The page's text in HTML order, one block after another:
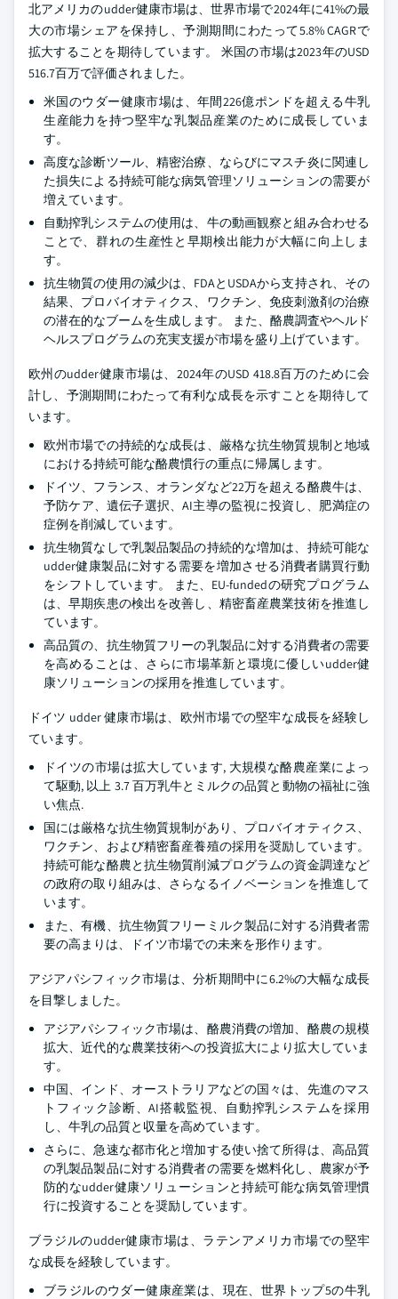
北アメリカのudder健康市場は、世界市場で2024年に41%の最
大の市場シェアを保持し、予測期間にわたって5.8% CAGRで
拡大することを期待しています。 米国の市場は2023年のUSD
516.7百万で評価されました。
米国のウダー健康市場は、年間226億ポンドを超える牛乳
生産能力を持つ堅牢な乳製品産業のために成長していま
す。
高度な診断ツール、精密治療、ならびにマスチ炎に関連し
た損失による持続可能な病気管理ソリューションの需要が
増えています。
自動搾乳システムの使用は、牛の動画観察と組み合わせる
ことで、群れの生産性と早期検出能力が大幅に向上しま
す。
抗生物質の使用の減少は、FDAとUSDAから支持され、その
結果、プロバイオティクス、ワクチン、免疫刺激剤の治療
の潜在的なブームを生成します。 また、酪農調査やヘルド
ヘルスプログラムの充実支援が市場を盛り上げています。
欧州のudder健康市場は、2024年のUSD 418.8百万のために会
計し、予測期間にわたって有利な成長を示すことを期待して
います。
欧州市場での持続的な成長は、厳格な抗生物質規制と地域
における持続可能な酪農慣行の重点に帰属します。
ドイツ、フランス、オランダなど22万を超える酪農牛は、
予防ケア、遺伝子選択、AI主導の監視に投資し、肥満症の
症例を削減しています。
抗生物質なしで乳製品製品の持続的な増加は、持続可能な
udder健康製品に対する需要を増加させる消費者購買行動
をシフトしています。 また、EU-fundedの研究プログラム
は、早期疾患の検出を改善し、精密畜産農業技術を推進し
ています。
高品質の、抗生物質フリーの乳製品に対する消費者の需要
を高めることは、さらに市場革新と環境に優しいudder健
康ソリューションの採用を推進しています。
ドイツ udder 健康市場は、欧州市場での堅牢な成長を経験し
ています。
ドイツの市場は拡大しています, 大規模な酪農産業によっ
て駆動, 以上 3.7 百万乳牛とミルクの品質と動物の福祉に強
い焦点.
国には厳格な抗生物質規制があり、プロバイオティクス、
ワクチン、および精密畜産養殖の採用を奨励しています。
持続可能な酪農と抗生物質削減プログラムの資金調達など
の政府の取り組みは、さらなるイノベーションを推進して
います。
また、有機、抗生物質フリーミルク製品に対する消費者需
要の高まりは、ドイツ市場での未来を形作ります。
アジアパシフィック市場は、分析期間中に6.2%の大幅な成長
を目撃しました。
アジアパシフィック市場は、酪農消費の増加、酪農の規模
拡大、近代的な農業技術への投資拡大により拡大していま
す。
中国、インド、オーストラリアなどの国々は、先進のマス
トフィック診断、AI搭載監視、自動搾乳システムを採用
し、牛乳の品質と収量を高めています。
さらに、急速な都市化と増加する使い捨て所得は、高品質
の乳製品製品に対する消費者の需要を燃料化し、農家が予
防的なudder健康ソリューションと持続可能な病気管理慣
行に投資することを奨励しています。
ブラジルのudder健康市場は、ラテンアメリカ市場での堅牢
な成長を経験しています。
ブラジルのウダー健康産業は、現在、世界トップ5の牛乳